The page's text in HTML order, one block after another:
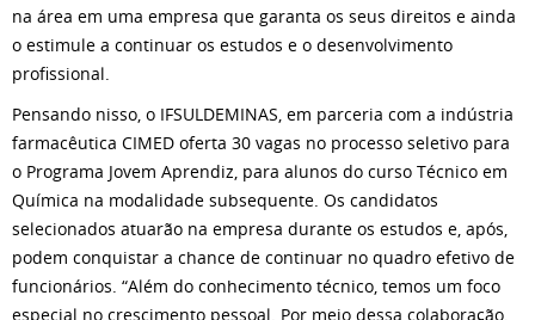
na área em uma empresa que garanta os seus direitos e ainda
o estimule a continuar os estudos e o desenvolvimento
profissional.
Pensando nisso, o IFSULDEMINAS, em parceria com a indústria
farmacêutica CIMED oferta 30 vagas no processo seletivo para
o Programa Jovem Aprendiz, para alunos do curso Técnico em
Química na modalidade subsequente. Os candidatos
selecionados atuarão na empresa durante os estudos e, após,
podem conquistar a chance de continuar no quadro efetivo de
funcionários. “Além do conhecimento técnico, temos um foco
especial no crescimento pessoal. Por meio dessa colaboração,